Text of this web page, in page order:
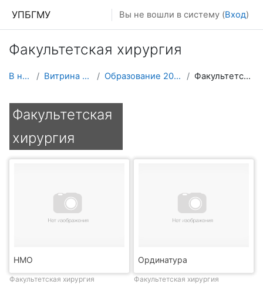
УПБГМУ Вы не вошли в систему (Вход)
Факультетская хирургия
В начало Витрина курсов 3KL Образование 2025-2026 уч.год Факультетская хирургия
Факультетская
хирургия
НМО
Факультетская хирургия
Ординатура
Факультетская хирургия